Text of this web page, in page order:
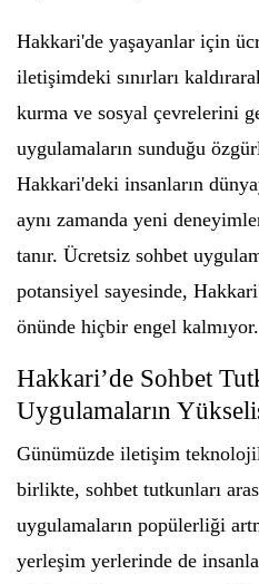
Hakkari'de yaşayanlar için
iletişimdeki sınırları
kurma ve sosyal çevrelerini
uygulamaların sunduğu
Hakkari'deki insanların
aynı zamanda yeni
tanır. Ücretsiz sohbet
potansiyel sayesinde,
önünde hiçbir engel kalmıyor.
Hakkari’de Sohbet
Uygulamaların
Günümüzde iletişim
birlikte, sohbet tutkunları
uygulamaların popülerliği
yerleşim yerlerinde de